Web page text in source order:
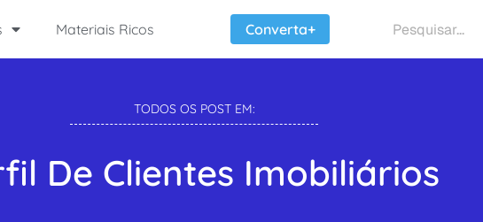
Materiais Ricos Converta+
TODOS OS POST EM:
De Clientes Imobiliários